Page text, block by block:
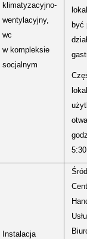
klimatyzacyjno-
wentylacyjny,
wc
w kompleksie
socjalnym
być
Instalacja